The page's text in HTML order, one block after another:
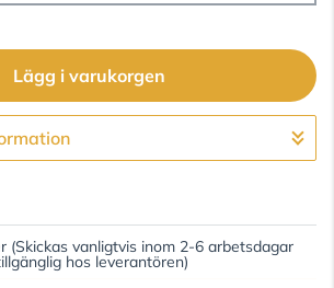
Lägg i varukorgen
Gå till kassan
(Skickas vanligtvis inom 2-6 arbetsdagar
hos leverantören)